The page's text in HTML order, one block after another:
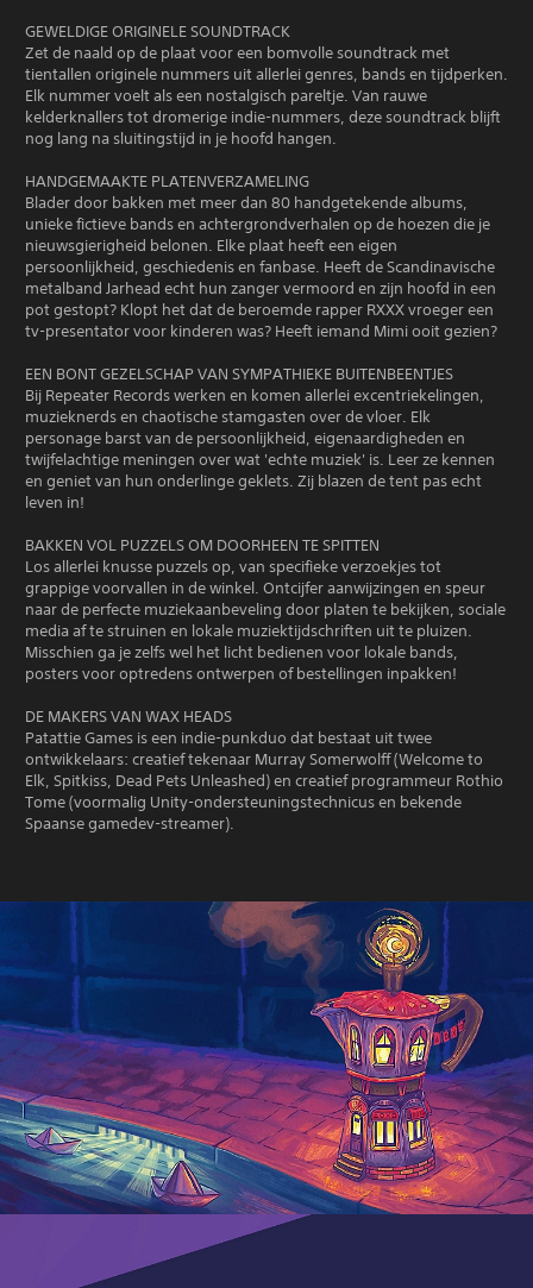
GEWELDIGE ORIGINELE SOUNDTRACK
Zet de naald op de plaat voor een bomvolle soundtrack met
tientallen originele nummers uit allerlei genres, bands en tijdperken.
Elk nummer voelt als een nostalgisch pareltje. Van rauwe
kelderknallers tot dromerige indie-nummers, deze soundtrack blijft
nog lang na sluitingstijd in je hoofd hangen.
HANDGEMAAKTE PLATENVERZAMELING
Blader door bakken met meer dan 80 handgetekende albums,
unieke fictieve bands en achtergrondverhalen op de hoezen die je
nieuwsgierigheid belonen. Elke plaat heeft een eigen
persoonlijkheid, geschiedenis en fanbase. Heeft de Scandinavische
metalband Jarhead echt hun zanger vermoord en zijn hoofd in een
pot gestopt? Klopt het dat de beroemde rapper RXXX vroeger een
tv-presentator voor kinderen was? Heeft iemand Mimi ooit gezien?
EEN BONT GEZELSCHAP VAN SYMPATHIEKE BUITENBEENTJES
Bij Repeater Records werken en komen allerlei excentriekelingen,
muzieknerds en chaotische stamgasten over de vloer. Elk
personage barst van de persoonlijkheid, eigenaardigheden en
twijfelachtige meningen over wat 'echte muziek' is. Leer ze kennen
en geniet van hun onderlinge geklets. Zij blazen de tent pas echt
leven in!
BAKKEN VOL PUZZELS OM DOORHEEN TE SPITTEN
Los allerlei knusse puzzels op, van specifieke verzoekjes tot
grappige voorvallen in de winkel. Ontcijfer aanwijzingen en speur
naar de perfecte muziekaanbeveling door platen te bekijken, sociale
media af te struinen en lokale muziektijdschriften uit te pluizen.
Misschien ga je zelfs wel het licht bedienen voor lokale bands,
posters voor optredens ontwerpen of bestellingen inpakken!
DE MAKERS VAN WAX HEADS
Patattie Games is een indie-punkduo dat bestaat uit twee
ontwikkelaars: creatief tekenaar Murray Somerwolff (Welcome to
Elk, Spitkiss, Dead Pets Unleashed) en creatief programmeur Rothio
Tome (voormalig Unity-ondersteuningstechnicus en bekende
Spaanse gamedev-streamer).